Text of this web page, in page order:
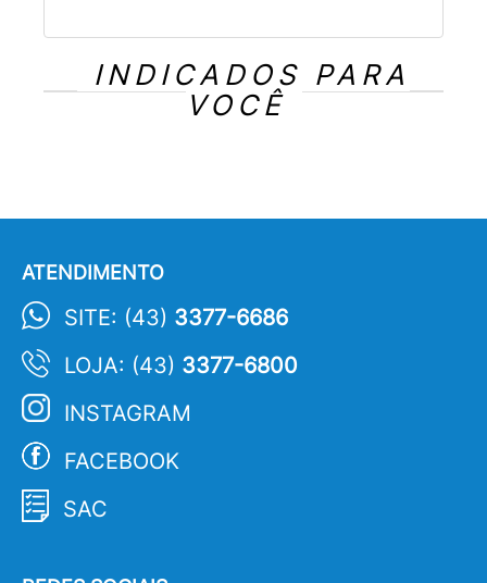
INDICADOS PARA
VOCÊ
ATENDIMENTO
SITE: (43) 3377-6686
LOJA: (43) 3377-6800
INSTAGRAM
FACEBOOK
SAC